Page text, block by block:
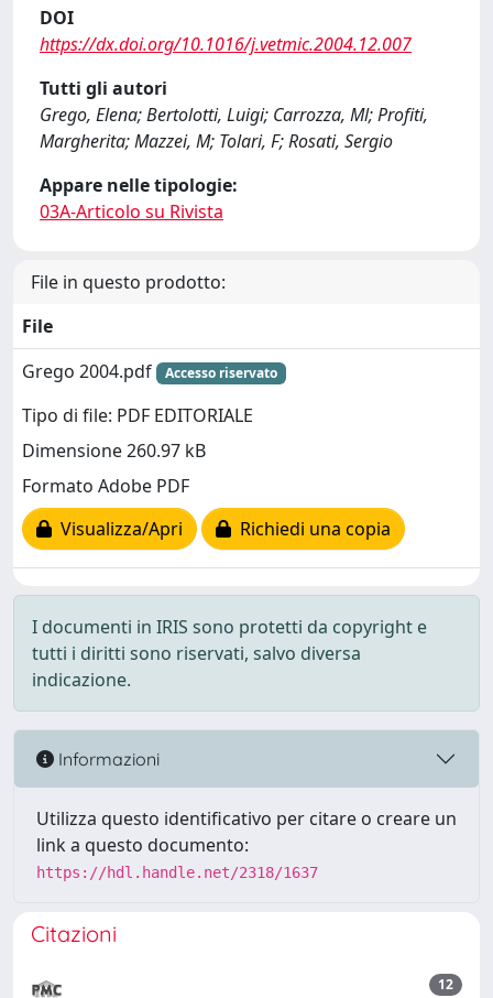
DOI
https://dx.doi.org/10.1016/j.vetmic.2004.12.007
Tutti gli autori
Grego, Elena; Bertolotti, Luigi; Carrozza, Ml; Profiti,
Margherita; Mazzei, M; Tolari, F; Rosati, Sergio
Appare nelle tipologie:
03A-Articolo su Rivista
File in questo prodotto:
File
Grego 2004.pdf
Accesso riservato
Tipo di file: PDF EDITORIALE
Dimensione 260.97 kB
Formato Adobe PDF
Visualizza/Apri
Richiedi una copia
I documenti in IRIS sono protetti da copyright e
tutti i diritti sono riservati, salvo diversa
indicazione.
Informazioni
Utilizza questo identificativo per citare o creare un
link a questo documento:
https://hdl.handle.net/2318/1637
Citazioni
12